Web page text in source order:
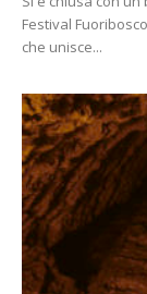
Festival
che unisce...